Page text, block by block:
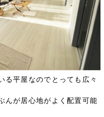
る平屋なのでとっても広々
んが居心地がよく配置可能